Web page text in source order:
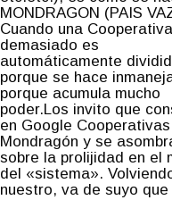
MONDRAGON (PAIS
Cuando una
demasiado es
automáticamente
porque se hace
porque acumula mucho
poder.Los invito que
en Google Cooperativas
Mondragón y se
sobre la prolijidad en el
del «sistema».
nuestro, va de suyo que